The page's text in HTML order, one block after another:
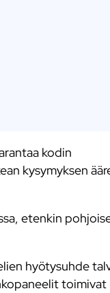
kodin
kysymyksen
etenkin
hyötysuhde
toimivat